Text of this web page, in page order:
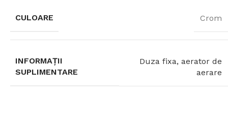
CULOARE Crom
INFORMAȚII
SUPLIMENTARE
Duza fixa, aerator de
aerare